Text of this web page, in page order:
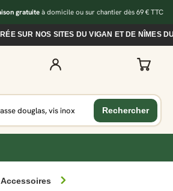
gratuite à domicile ou sur chantier dès 69 € TTC
SITES DU VIGAN ET DE NÎMES